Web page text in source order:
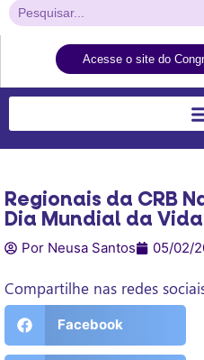
Acesse o site do
Regionais da CRB
Dia Mundial da
Por Neusa Santos 05/02/
Compartilhe nas redes
Facebook